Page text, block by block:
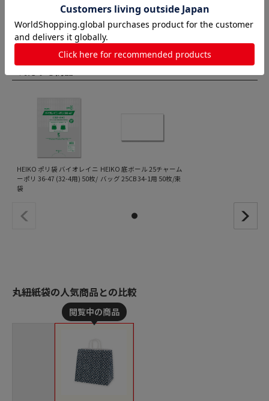
HEIKO ポリ袋 バイオレイニ
ーポリ 36-47 (32-4用) 50枚/
袋
HEIKO 底ボール 25チャーム
バッグ 25CB 34-1用 50枚/束
丸紐紙袋の人気商品との比較